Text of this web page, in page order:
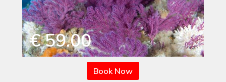
€ 59.00
Book Now